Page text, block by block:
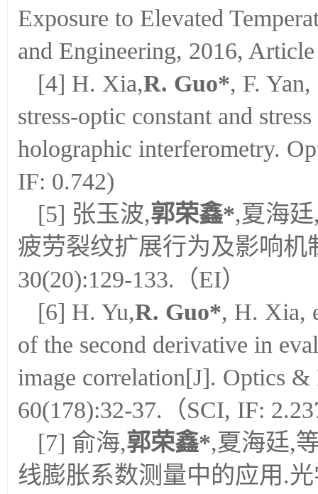
Exposure to Elevated
and Engineering, 2016,
[4] H. Xia,R. Guo*, F.
stress-optic constant and
holographic interferometry.
IF: 0.742)
[5] 张玉波,郭荣鑫*,夏海
疲劳裂纹扩展行为及影响机
30(20):129-133.（EI）
[6] H. Yu,R. Guo*, H. Xia,
of the second derivative in
image correlation[J]. Optics
60(178):32-37.（SCI, IF:
[7] 俞海,郭荣鑫*,夏海廷,
线膨胀系数测量中的应用.光